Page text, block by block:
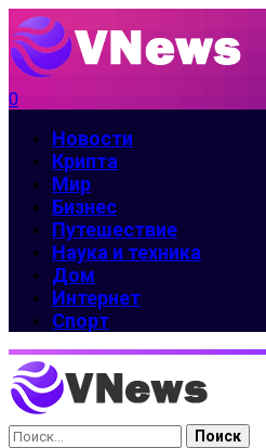
0
Новости
Крипта
Мир
Бизнес
Путешествие
Наука и техника
Дом
Интернет
Спорт
Найти: